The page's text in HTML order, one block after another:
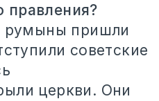
правления?
румыны пришли
советские
церкви. Они